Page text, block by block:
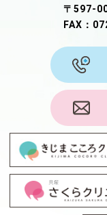
〒597-
FAX：